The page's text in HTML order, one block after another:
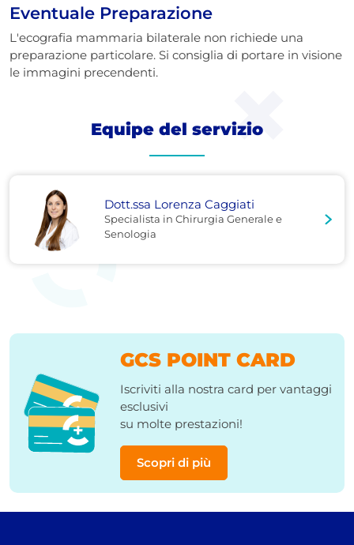
Eventuale Preparazione
L'ecografia mammaria bilaterale non richiede una
preparazione particolare. Si consiglia di portare in visione
le immagini precendenti.
Equipe del servizio
Dott.ssa Lorenza Caggiati
Specialista in Chirurgia Generale e
Senologia
GCS POINT CARD
Iscriviti alla nostra card per vantaggi
esclusivi
su molte prestazioni!
Scopri di più